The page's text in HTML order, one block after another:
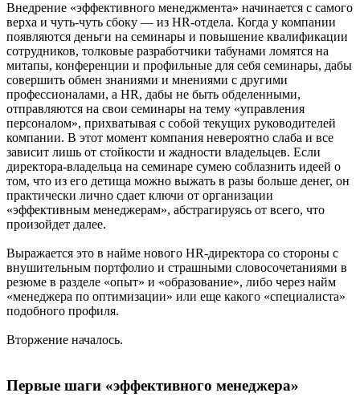
Внедрение «эффективного менеджмента» начинается с самого
верха и чуть-чуть сбоку — из HR-отдела. Когда у компании
появляются деньги на семинары и повышение квалификации
сотрудников, толковые разработчики табунами ломятся на
митапы, конференции и профильные для себя семинары, дабы
совершить обмен знаниями и мнениями с другими
профессионалами, а HR, дабы не быть обделенными,
отправляются на свои семинары на тему «управления
персоналом», прихватывая с собой текущих руководителей
компании. В этот момент компания невероятно слаба и все
зависит лишь от стойкости и жадности владельцев. Если
директора-владельца на семинаре сумею соблазнить идеей о
том, что из его детища можно выжать в разы больше денег, он
практически лично сдает ключи от организации
«эффективным менеджерам», абстрагируясь от всего, что
произойдет далее.
Выражается это в найме нового HR-директора со стороны с
внушительным портфолио и страшными словосочетаниями в
резюме в разделе «опыт» и «образование», либо через найм
«менеджера по оптимизации» или еще какого «специалиста»
подобного профиля.
Вторжение началось.
Первые шаги «эффективного менеджера»